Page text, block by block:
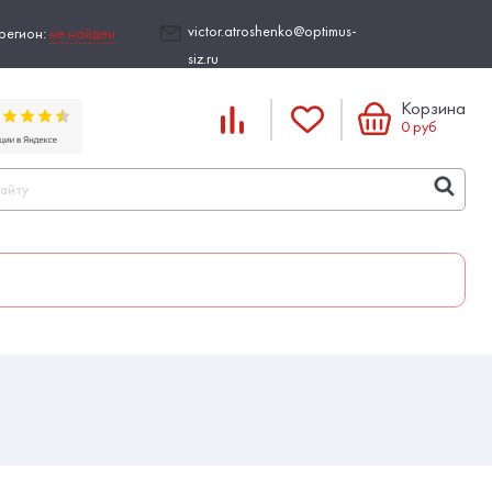
не найден
victor.atroshenko@optimus-
siz.ru
Корзина
0руб